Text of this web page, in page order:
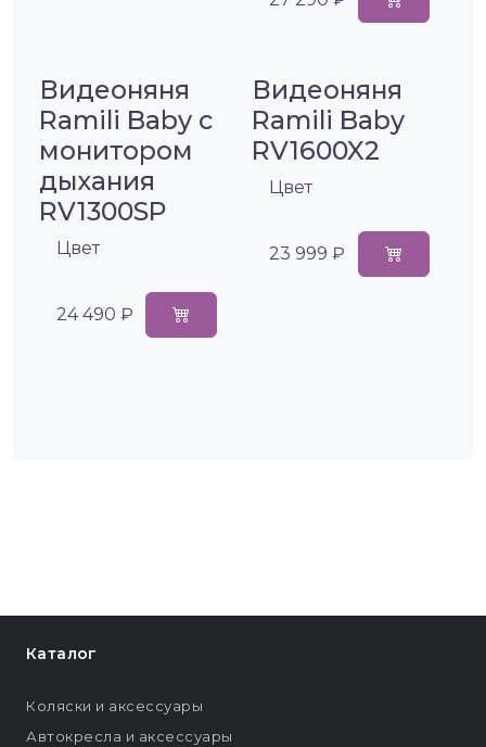
Видеоняня
Ramili Baby с
монитором
дыхания
RV1300SP
Цвет
24 490 ₽
Видеоняня
Ramili Baby
RV1600X2
Цвет
23 999 ₽
Каталог
Коляски и аксессуары
Автокресла и аксессуары